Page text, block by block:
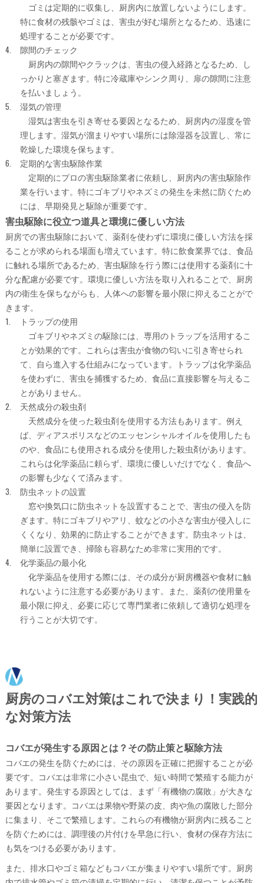
ゴミは定期的に収集し、厨房内に放置しないようにします。
特に食材の残骸やゴミは、害虫が好む場所となるため、迅速に
処理することが必要です。
隙間のチェック
厨房内の隙間やクラックは、害虫の侵入経路となるため、し
っかりと塞ぎます。特に冷蔵庫やシンク周り、扉の隙間に注意
を払いましょう。
湿気の管理
湿気は害虫を引き寄せる要因となるため、厨房内の湿度を管
理します。湿気が溜まりやすい場所には除湿器を設置し、常に
乾燥した環境を保ちます。
定期的な害虫駆除作業
定期的にプロの害虫駆除業者に依頼し、厨房内の害虫駆除作
業を行います。特にゴキブリやネズミの発生を未然に防ぐため
には、早期発見と駆除が重要です。
害虫駆除に役立つ道具と環境に優しい方法
厨房での害虫駆除において、薬剤を使わずに環境に優しい方法を採
ることが求められる場面も増えています。特に飲食業界では、食品
に触れる場所であるため、害虫駆除を行う際には使用する薬剤に十
分な配慮が必要です。環境に優しい方法を取り入れることで、厨房
内の衛生を保ちながらも、人体への影響を最小限に抑えることがで
きます。
トラップの使用
ゴキブリやネズミの駆除には、専用のトラップを活用するこ
とが効果的です。これらは害虫が食物の匂いに引き寄せられ
て、自ら進入する仕組みになっています。トラップは化学薬品
を使わずに、害虫を捕獲するため、食品に直接影響を与えるこ
とがありません。
天然成分の殺虫剤
天然成分を使った殺虫剤を使用する方法もあります。例え
ば、ディアスポリスなどのエッセンシャルオイルを使用したも
のや、食品にも使用される成分を使用した殺虫剤があります。
これらは化学薬品に頼らず、環境に優しいだけでなく、食品へ
の影響も少なくて済みます。
防虫ネットの設置
窓や換気口に防虫ネットを設置することで、害虫の侵入を防
ぎます。特にゴキブリやアリ、蚊などの小さな害虫が侵入しに
くくなり、効果的に防止することができます。防虫ネットは、
簡単に設置でき、掃除も容易なため非常に実用的です。
化学薬品の最小化
化学薬品を使用する際には、その成分が厨房機器や食材に触
れないように注意する必要があります。また、薬剤の使用量を
最小限に抑え、必要に応じて専門業者に依頼して適切な処理を
行うことが大切です。
厨房のコバエ対策はこれで決まり！実践的
な対策方法
コバエが発生する原因とは？その防止策と駆除方法
コバエの発生を防ぐためには、その原因を正確に把握することが必
要です。コバエは非常に小さい昆虫で、短い時間で繁殖する能力が
あります。発生する原因としては、まず「有機物の腐敗」が大きな
要因となります。コバエは果物や野菜の皮、肉や魚の腐敗した部分
に集まり、そこで繁殖します。これらの有機物が厨房内に残ること
を防ぐためには、調理後の片付けを早急に行い、食材の保存方法に
も気をつける必要があります。
また、排水口やゴミ箱などもコバエが集まりやすい場所です。厨房